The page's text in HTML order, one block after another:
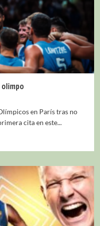
en París tras no
cita en este...